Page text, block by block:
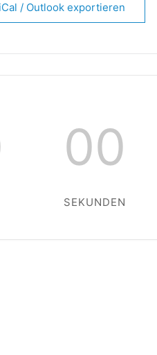
/ Outlook exportieren
00
SEKUNDEN